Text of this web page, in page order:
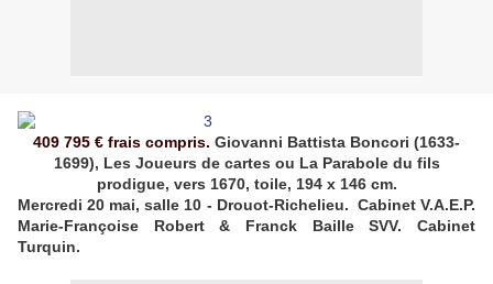
409 795 € frais compris. Giovanni Battista Boncori (1633-
1699), Les Joueurs de cartes ou La Parabole du fils
prodigue, vers 1670, toile, 194 x 146 cm.
Mercredi 20 mai, salle 10 - Drouot-Richelieu. Cabinet V.A.E.P.
Marie-Françoise Robert & Franck Baille SVV. Cabinet
Turquin.